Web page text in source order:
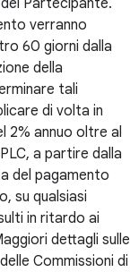
Partecipante.
verranno
60 giorni dalla
della
tali
di volta in
2% annuo oltre al
a partire dalla
del pagamento
su qualsiasi
in ritardo ai
dettagli sulle
Commissioni di